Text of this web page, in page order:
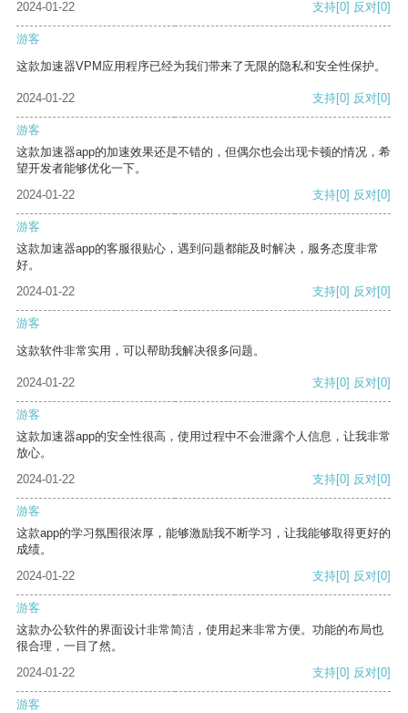
2024-01-22 支持[0] 反对[0]
游客
这款加速器VPM应用程序已经为我们带来了无限的隐私和安全性保护。
2024-01-22 支持[0] 反对[0]
游客
这款加速器app的加速效果还是不错的，但偶尔也会出现卡顿的情况，希
望开发者能够优化一下。
2024-01-22
支持[0] 反对[0]
游客
这款加速器app的客服很贴心，遇到问题都能及时解决，服务态度非常
好。
2024-01-22
支持[0] 反对[0]
游客
这款软件非常实用，可以帮助我解决很多问题。
2024-01-22 支持[0] 反对[0]
游客
这款加速器app的安全性很高，使用过程中不会泄露个人信息，让我非常
放心。
2024-01-22
支持[0] 反对[0]
游客
这款app的学习氛围很浓厚，能够激励我不断学习，让我能够取得更好的
成绩。
2024-01-22
支持[0] 反对[0]
游客
这款办公软件的界面设计非常简洁，使用起来非常方便。功能的布局也
很合理，一目了然。
2024-01-22
支持[0] 反对[0]
游客